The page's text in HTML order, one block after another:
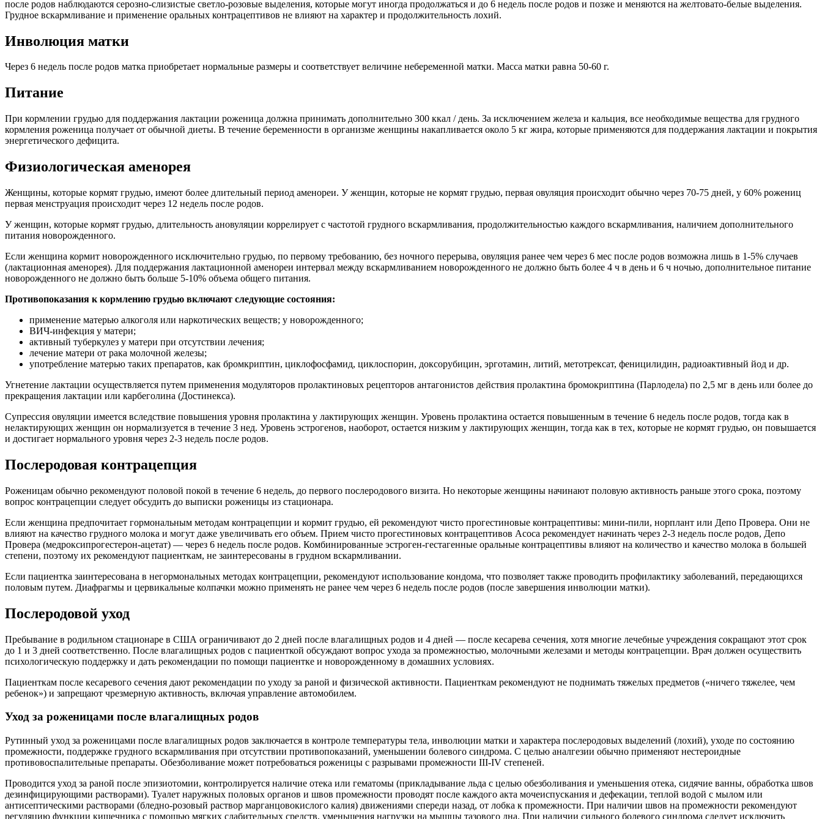
после родов наблюдаются серозно-слизистые светло-розовые выделения, которые могут иногда продолжаться и до 6 недель после родов и позже и меняются на желтовато-белые выделения.
Грудное вскармливание и применение оральных контрацептивов не влияют на характер и продолжительность лохий.
Инволюция матки
Через 6 недель после родов матка приобретает нормальные размеры и соответствует величине небеременной матки. Масса матки равна 50-60 г.
Питание
При кормлении грудью для поддержания лактации роженица должна принимать дополнительно 300 ккал / день. За исключением железа и кальция, все необходимые вещества для грудного
кормления роженица получает от обычной диеты. В течение беременности в организме женщины накапливается около 5 кг жира, которые применяются для поддержания лактации и покрытия
энергетического дефицита.
Физиологическая аменорея
Женщины, которые кормят грудью, имеют более длительный период аменореи. У женщин, которые не кормят грудью, первая овуляция происходит обычно через 70-75 дней, у 60% рожениц
первая менструация происходит через 12 недель после родов.
У женщин, которые кормят грудью, длительность ановуляции коррелирует с частотой грудного вскармливания, продолжительностью каждого вскармливания, наличием дополнительного
питания новорожденного.
Если женщина кормит новорожденного исключительно грудью, по первому требованию, без ночного перерыва, овуляция ранее чем через 6 мес после родов возможна лишь в 1-5% случаев
(лактационная аменорея). Для поддержания лактационной аменореи интервал между вскармливанием новорожденного не должно быть более 4 ч в день и 6 ч ночью, дополнительное питание
новорожденного не должно быть больше 5-10% объема общего питания.
Противопоказания к кормлению грудью включают следующие состояния:
применение матерью алкоголя или наркотических веществ; у новорожденного;
ВИЧ-инфекция у матери;
активный туберкулез у матери при отсутствии лечения;
лечение матери от рака молочной железы;
употребление матерью таких препаратов, как бромкриптин, циклофосфамид, циклоспорин, доксорубицин, эрготамин, литий, метотрексат, феницилидин, радиоактивный йод и др.
Угнетение лактации осуществляется путем применения модуляторов пролактиновых рецепторов антагонистов действия пролактина бромокриптина (Парлодела) по 2,5 мг в день или более до
прекращения лактации или карбеголина (Достинекса).
Супрессия овуляции имеется вследствие повышения уровня пролактина у лактирующих женщин. Уровень пролактина остается повышенным в течение 6 недель после родов, тогда как в
нелактирующих женщин он нормализуется в течение 3 нед. Уровень эстрогенов, наоборот, остается низким у лактирующих женщин, тогда как в тех, которые не кормят грудью, он повышается
и достигает нормального уровня через 2-3 недель после родов.
Послеродовая контрацепция
Роженицам обычно рекомендуют половой покой в ​​течение 6 недель, до первого послеродового визита. Но некоторые женщины начинают половую активность раньше этого срока, поэтому
вопрос контрацепции следует обсудить до выписки роженицы из стационара.
Если женщина предпочитает гормональным методам контрацепции и кормит грудью, ей рекомендуют чисто прогестиновые контрацептивы: мини-пили, норплант или Депо Провера. Они не
влияют на качество грудного молока и могут даже увеличивать его объем. Прием чисто прогестиновых контрацептивов Асоса рекомендует начинать через 2-3 недель после родов, Депо
Провера (медроксипрогестерон-ацетат) — через 6 недель после родов. Комбинированные эстроген-гестагенные оральные контрацептивы влияют на количество и качество молока в большей
степени, поэтому их рекомендуют пациенткам, не заинтересованы в грудном вскармливании.
Если пациентка заинтересована в негормональных методах контрацепции, рекомендуют использование кондома, что позволяет также проводить профилактику заболеваний, передающихся
половым путем. Диафрагмы и цервикальные колпачки можно применять не ранее чем через 6 недель после родов (после завершения инволюции матки).
Послеродовой уход
Пребывание в родильном стационаре в США ограничивают до 2 дней после влагалищных родов и 4 дней — после кесарева сечения, хотя многие лечебные учреждения сокращают этот срок
до 1 и 3 дней соответственно. После влагалищных родов с пациенткой обсуждают вопрос ухода за промежностью, молочными железами и методы контрацепции. Врач должен осуществить
психологическую поддержку и дать рекомендации по помощи пациентке и новорожденному в домашних условиях.
Пациенткам после кесаревого сечения дают рекомендации по уходу за раной и физической активности. Пациенткам рекомендуют не поднимать тяжелых предметов («ничего тяжелее, чем
ребенок») и запрещают чрезмерную активность, включая управление автомобилем.
Уход за роженицами после влагалищных родов
Рутинный уход за роженицами после влагалищных родов заключается в контроле температуры тела, инволюции матки и характера послеродовых выделений (лохий), уходе по состоянию
промежности, поддержке грудного вскармливания при отсутствии противопоказаний, уменьшении болевого синдрома. С целью аналгезии обычно применяют нестероидные
противовоспалительные препараты. Обезболивание может потребоваться роженицы с разрывами промежности III-IV степеней.
Проводится уход за раной после эпизиотомии, контролируется наличие отека или гематомы (прикладывание льда с целью обезболивания и уменьшения отека, сидячие ванны, обработка швов
дезинфицирующими растворами). Туалет наружных половых органов и швов промежности проводят после каждого акта мочеиспускания и дефекации, теплой водой с мылом или
антисептическими растворами (бледно-розовый раствор марганцовокислого калия) движениями спереди назад, от лобка к промежности. При наличии швов на промежности рекомендуют
регуляцию функции кишечника с помощью мягких слабительных средств, уменьшения нагрузки на мышцы тазового дна. При наличии сильного болевого синдрома следует исключить